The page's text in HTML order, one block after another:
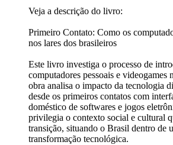
Veja a descrição do livro:
Primeiro Contato: Como os
nos lares dos brasileiros
Este livro investiga o processo de
computadores pessoais e videogames
obra analisa o impacto da tecnologia
desde os primeiros contatos com
doméstico de softwares e jogos
privilegia o contexto social e cultural
transição, situando o Brasil dentro de
transformação tecnológica.